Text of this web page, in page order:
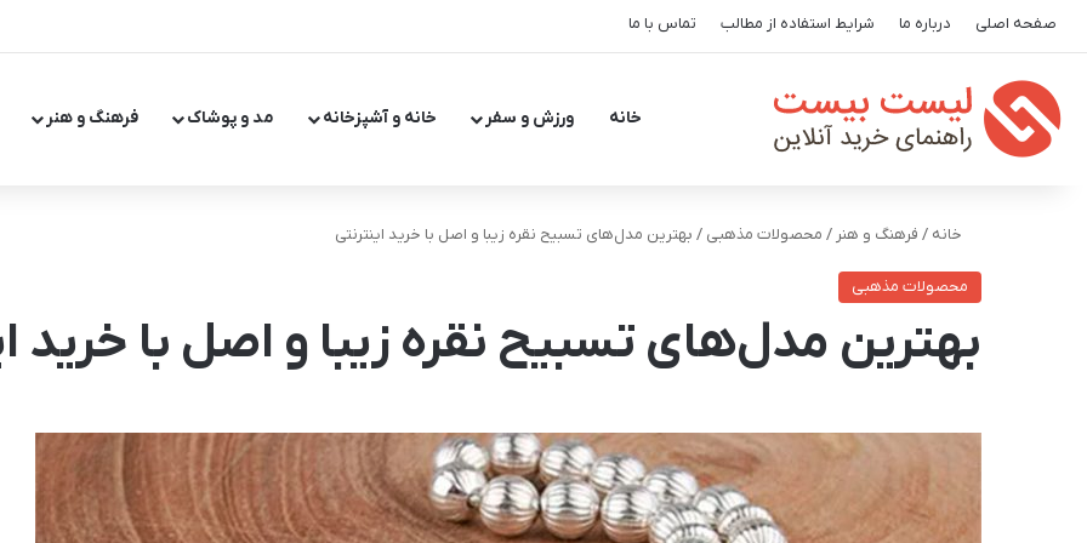
صفحه اصلی درباره ما شرایط استفاده از مطالب تماس با ما
خانه ورزش و سفر خانه و آشپزخانه مد و پوشاک فرهنگ و هنر
خانه / فرهنگ و هنر / محصولات مذهبی / بهترین مدل‌های تسبیح نقره زیبا و اصل با خرید اینترنتی
محصولات مذهبی
بهترین مدل‌های تسبیح نقره زیبا و اصل با خرید